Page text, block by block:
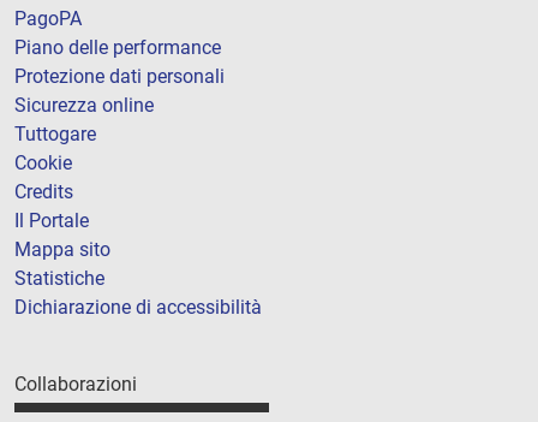
PagoPA
Piano delle performance
Protezione dati personali
Sicurezza online
Tuttogare
Cookie
Credits
Il Portale
Mappa sito
Statistiche
Dichiarazione di accessibilità
Collaborazioni